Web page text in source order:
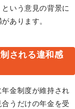
いう意見の背景に
あります。
される違和感
金制度が維持され
うだけの年金を受